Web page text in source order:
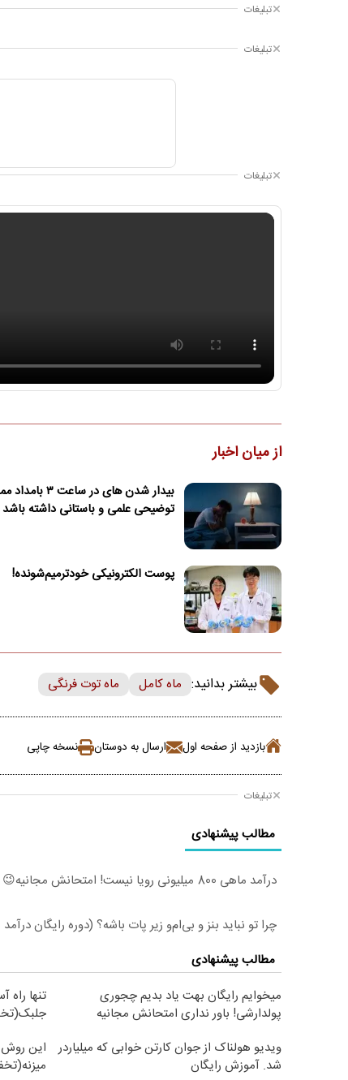
تبلیغات
تبلیغات
تبلیغات
از میان اخبار
بیدار شدن‌ های در
توضیحی علمی و باستانی داشته باشد
پوست الکترونیکی خودترمیم‌شونده!
بیشتر بدانید: ماه کامل ماه توت فرنگی
بازدید از صفحه اول ارسال به دوستان نسخه چاپی
تبلیغات
مطالب پیشنهادی
درآمد ماهی 800 میلیونی رویا نیست! امتحانش مجانیه😉
چرا تو نباید بنز و بی‌ام‌و زیر پات باشه؟ (دوره رایگان
مطالب پیشنهادی
میخوایم رایگان بهت یاد بدیم چجوری
پولدارشی! باور نداری امتحانش مجانیه
تنها راه
ویدیو هولناک از جوان کارتن خوابی که میلیاردر
شد. آموزش رایگان
این روش